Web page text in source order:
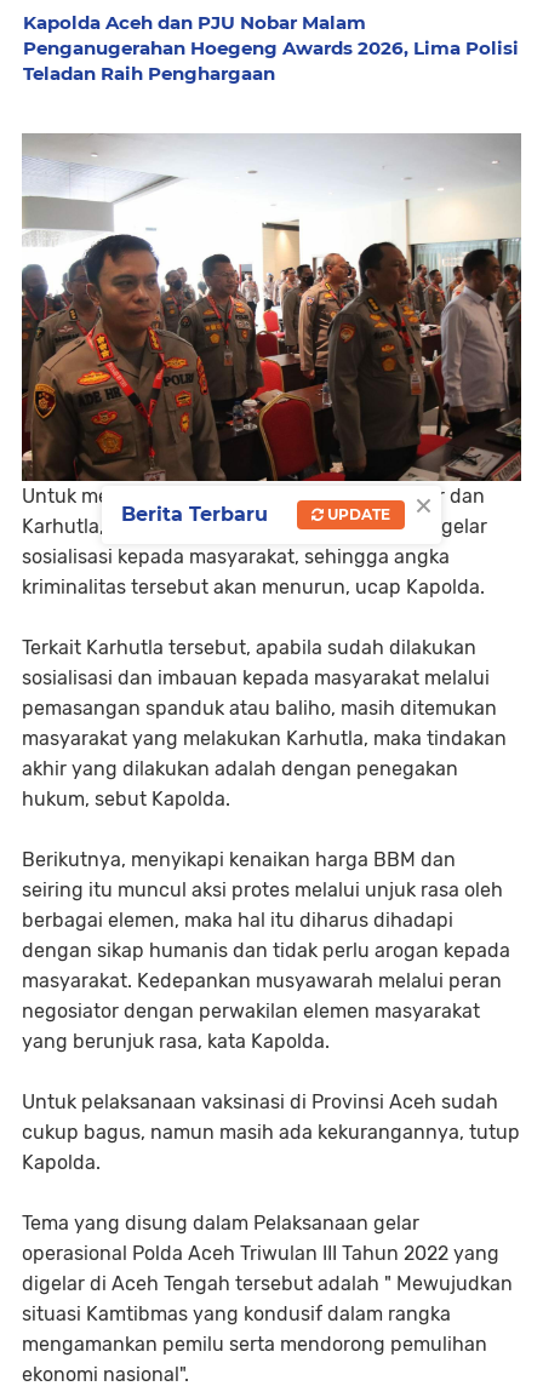
Kapolda Aceh dan PJU Nobar Malam
Penganugerahan Hoegeng Awards 2026, Lima Polisi
Teladan Raih Penghargaan
Untuk mencegah dan menimimalisir Curanmor dan
Karhutla, berdayakan patroli-patroli rutin dan gelar
sosialisasi kepada masyarakat, sehingga angka
kriminalitas tersebut akan menurun, ucap Kapolda.
Terkait Karhutla tersebut, apabila sudah dilakukan
sosialisasi dan imbauan kepada masyarakat melalui
pemasangan spanduk atau baliho, masih ditemukan
masyarakat yang melakukan Karhutla, maka tindakan
akhir yang dilakukan adalah dengan penegakan
hukum, sebut Kapolda.
Berikutnya, menyikapi kenaikan harga BBM dan
seiring itu muncul aksi protes melalui unjuk rasa oleh
berbagai elemen, maka hal itu diharus dihadapi
dengan sikap humanis dan tidak perlu arogan kepada
masyarakat. Kedepankan musyawarah melalui peran
negosiator dengan perwakilan elemen masyarakat
yang berunjuk rasa, kata Kapolda.
Untuk pelaksanaan vaksinasi di Provinsi Aceh sudah
cukup bagus, namun masih ada kekurangannya, tutup
Kapolda.
Tema yang disung dalam Pelaksanaan gelar
operasional Polda Aceh Triwulan III Tahun 2022 yang
digelar di Aceh Tengah tersebut adalah " Mewujudkan
situasi Kamtibmas yang kondusif dalam rangka
mengamankan pemilu serta mendorong pemulihan
ekonomi nasional".
×
Berita Terbaru UPDATE